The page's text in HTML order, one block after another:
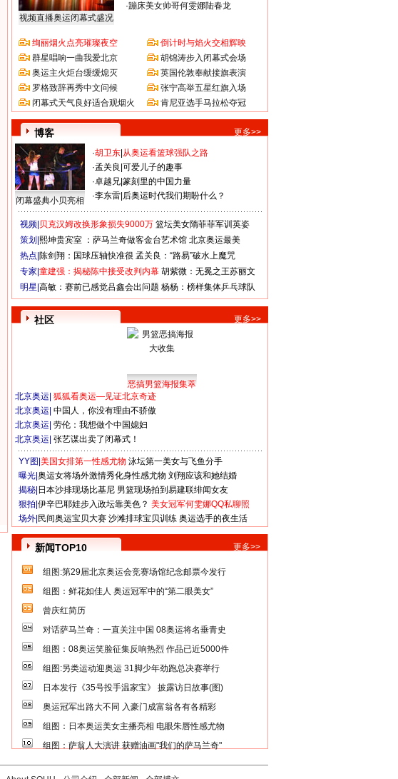
视频直播奥运闭幕式盛况
·蹦床美女帅哥何雯娜陆春龙
绚丽烟火点亮璀璨夜空
群星唱响一曲我爱北京
奥运主火炬台缓缓熄灭
罗格致辞再秀中文问候
闭幕式天气良好适合观烟火
倒计时与焰火交相辉映
胡锦涛步入闭幕式会场
英国伦敦奉献接旗表演
张宁高举五星红旗入场
肯尼亚选手马拉松夺冠
博客 更多>>
闭幕盛典小贝亮相
·胡卫东 从奥运看篮球强队之路
·孟关良 可爱儿子的趣事
·卓越兄 篆刻里的中国力量
·李东雷 后奥运时代我们期盼什么？
视频| 贝克汉姆改换形象损失9000万 篮坛美女隋菲菲军训英姿
策划| 熙坤贵宾室 ：萨马兰奇做客金台艺术馆 北京奥运最美
热点| 陈剑翔：国球压轴快准很 孟关良：“路易”破水上魔咒
专家| 童建强：揭秘陈中接受改判内幕 胡紫微：无冕之王苏丽文
明星| 高敏：赛前已感觉吕鑫会出问题 杨杨：榜样集体乒乓球队
社区 更多>>
恶搞男篮海报集萃
北京奥运 狐狐看奥运—见证北京奇迹
北京奥运 中国人，你没有理由不骄傲
北京奥运 劳伦：我想做个中国媳妇
北京奥运 张艺谋出卖了闭幕式！
YY图| 美国女排第一性感尤物 泳坛第一美女与飞鱼分手
曝光| 奥运女将场外激情秀化身性感尤物 刘翔应该和她结婚
揭秘| 日本沙排现场比基尼 男篮现场拍到易建联绯闻女友
狠拍| 伊辛巴耶娃步入政坛靠美色？ 美女冠军何雯娜QQ私聊照
场外| 民间奥运宝贝大赛 沙滩排球宝贝训练 奥运选手的夜生活
新闻TOP10 更多>>
组图:第29届北京奥运会竞赛场馆纪念邮票今发行
组图：鲜花如佳人 奥运冠军中的“第二眼美女”
曾庆红简历
对话萨马兰奇：一直关注中国 08奥运将名垂青史
组图：08奥运笑脸征集反响热烈 作品已近5000件
组图:另类运动迎奥运 31脚少年劲跑总决赛举行
日本发行《35号投手温家宝》 披露访日故事(图)
奥运冠军出路大不同 入豪门成富翁各有各精彩
组图：日本奥运美女主播亮相 电眼朱唇性感尤物
组图：萨翁人大演讲 获赠油画"我们的萨马兰奇"